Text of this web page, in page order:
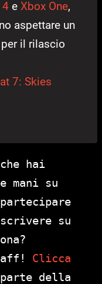
4 e Xbox One,
aspettare un
il rilascio
7: Skies
hai
mani su
su
Clicca
della